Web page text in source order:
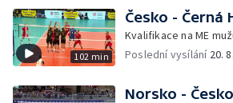
102 min
Česko - Černá
Kvalifikace na ME
Poslední vysílání 20.
Norsko - Česko